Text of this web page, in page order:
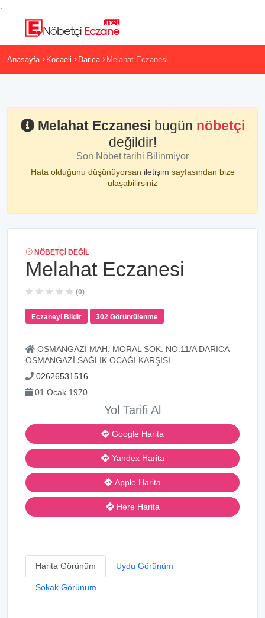
Anasayfa Kocaeli Darica Melahat Eczanesi
Melahat Eczanesi bugün nöbetçi
değildir!
Son Nöbet tarihi Bilinmiyor
Hata olduğunu düşünüyorsan iletişim sayfasından bize
ulaşabilirsiniz
NÖBETÇI DEĞIL
Melahat Eczanesi
(0)
Eczaneyi Bildir 302 Görüntülenme
OSMANGAZİ MAH. MORAL SOK. NO:11/A DARICA
OSMANGAZİ SAĞLIK OCAĞI KARŞISI
02626531516
01 Ocak 1970
Yol Tarifi Al
Google Harita
Yandex Harita
Apple Harita
Here Harita
Harita Görünüm Uydu Görünüm
Sokak Görünüm